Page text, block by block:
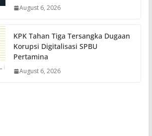
August 6, 2026
KPK Tahan Tiga Tersangka Dugaan
Korupsi Digitalisasi SPBU
Pertamina
August 6, 2026